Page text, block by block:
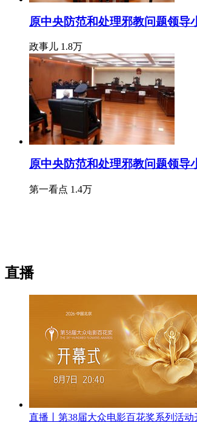
原中央防范和处理邪教问题领导
政事儿 1.8万
原中央防范和处理邪教问题领导
第一看点 1.4万
直播
直播丨第38届大众电影百花奖系列活动